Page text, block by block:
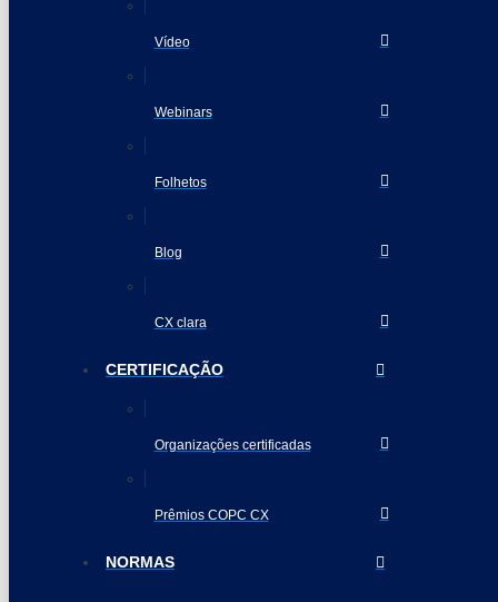
Vídeo
Webinars
Folhetos
Blog
CX clara
CERTIFICAÇÃO
Organizações certificadas
Prêmios COPC CX
NORMAS